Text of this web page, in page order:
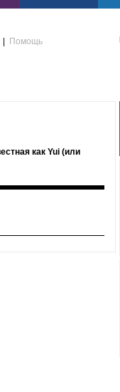
Помощь
как Yui (или